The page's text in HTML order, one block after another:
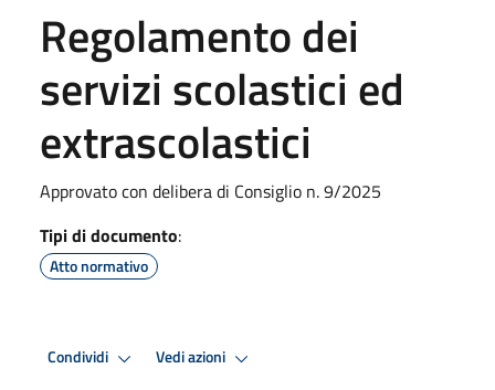
Regolamento dei
servizi scolastici ed
extrascolastici
Approvato con delibera di Consiglio n. 9/2025
Tipi di documento:
Atto normativo
Condividi Vedi azioni